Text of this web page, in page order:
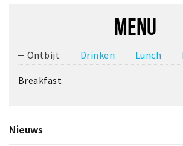
MENU
Ontbijt Drinken Lunch
Breakfast
Nieuws